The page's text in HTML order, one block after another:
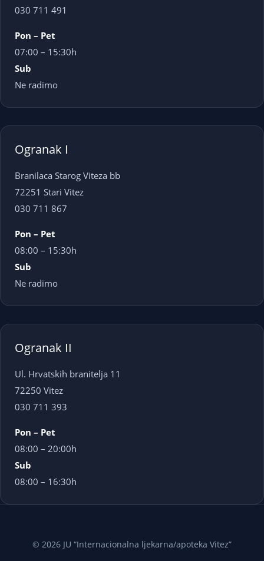
030 711 491
Pon – Pet
07:00 – 15:30h
Sub
Ne radimo
Ogranak I
Branilaca Starog Viteza bb
72251 Stari Vitez
030 711 867
Pon – Pet
08:00 – 15:30h
Sub
Ne radimo
Ogranak II
Ul. Hrvatskih branitelja 11
72250 Vitez
030 711 393
Pon – Pet
08:00 – 20:00h
Sub
08:00 – 16:30h
© 2026 JU “Internacionalna ljekarna/apoteka Vitez”